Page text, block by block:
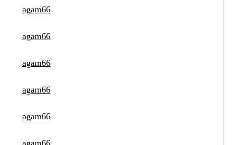
agam66
agam66
agam66
agam66
agam66
agam66